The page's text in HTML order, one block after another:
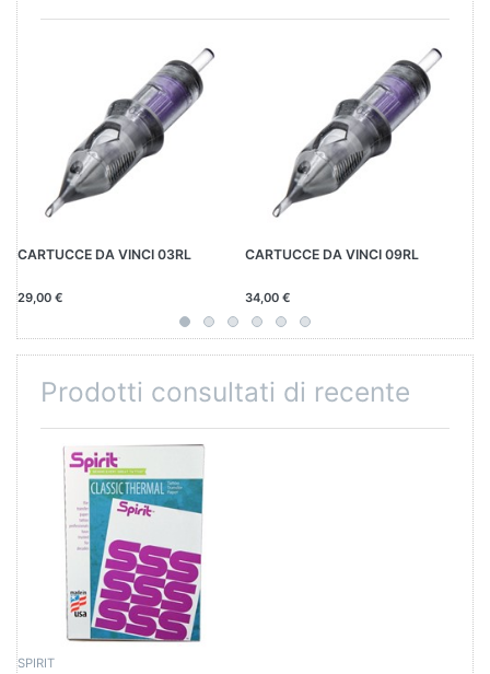
CARTUCCE DA VINCI 03RL
29,00 €
CARTUCCE DA VINCI 09RL
34,00 €
Prodotti consultati di recente
SPIRIT